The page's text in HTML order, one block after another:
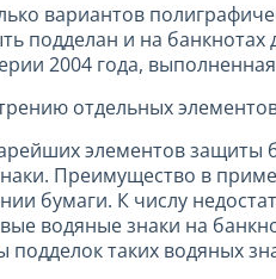
вариантов
подделан и на
2004 года,
отдельных
элементов защиты
Преимущество в
бумаги. К числу
водяные знаки на
таких водяных